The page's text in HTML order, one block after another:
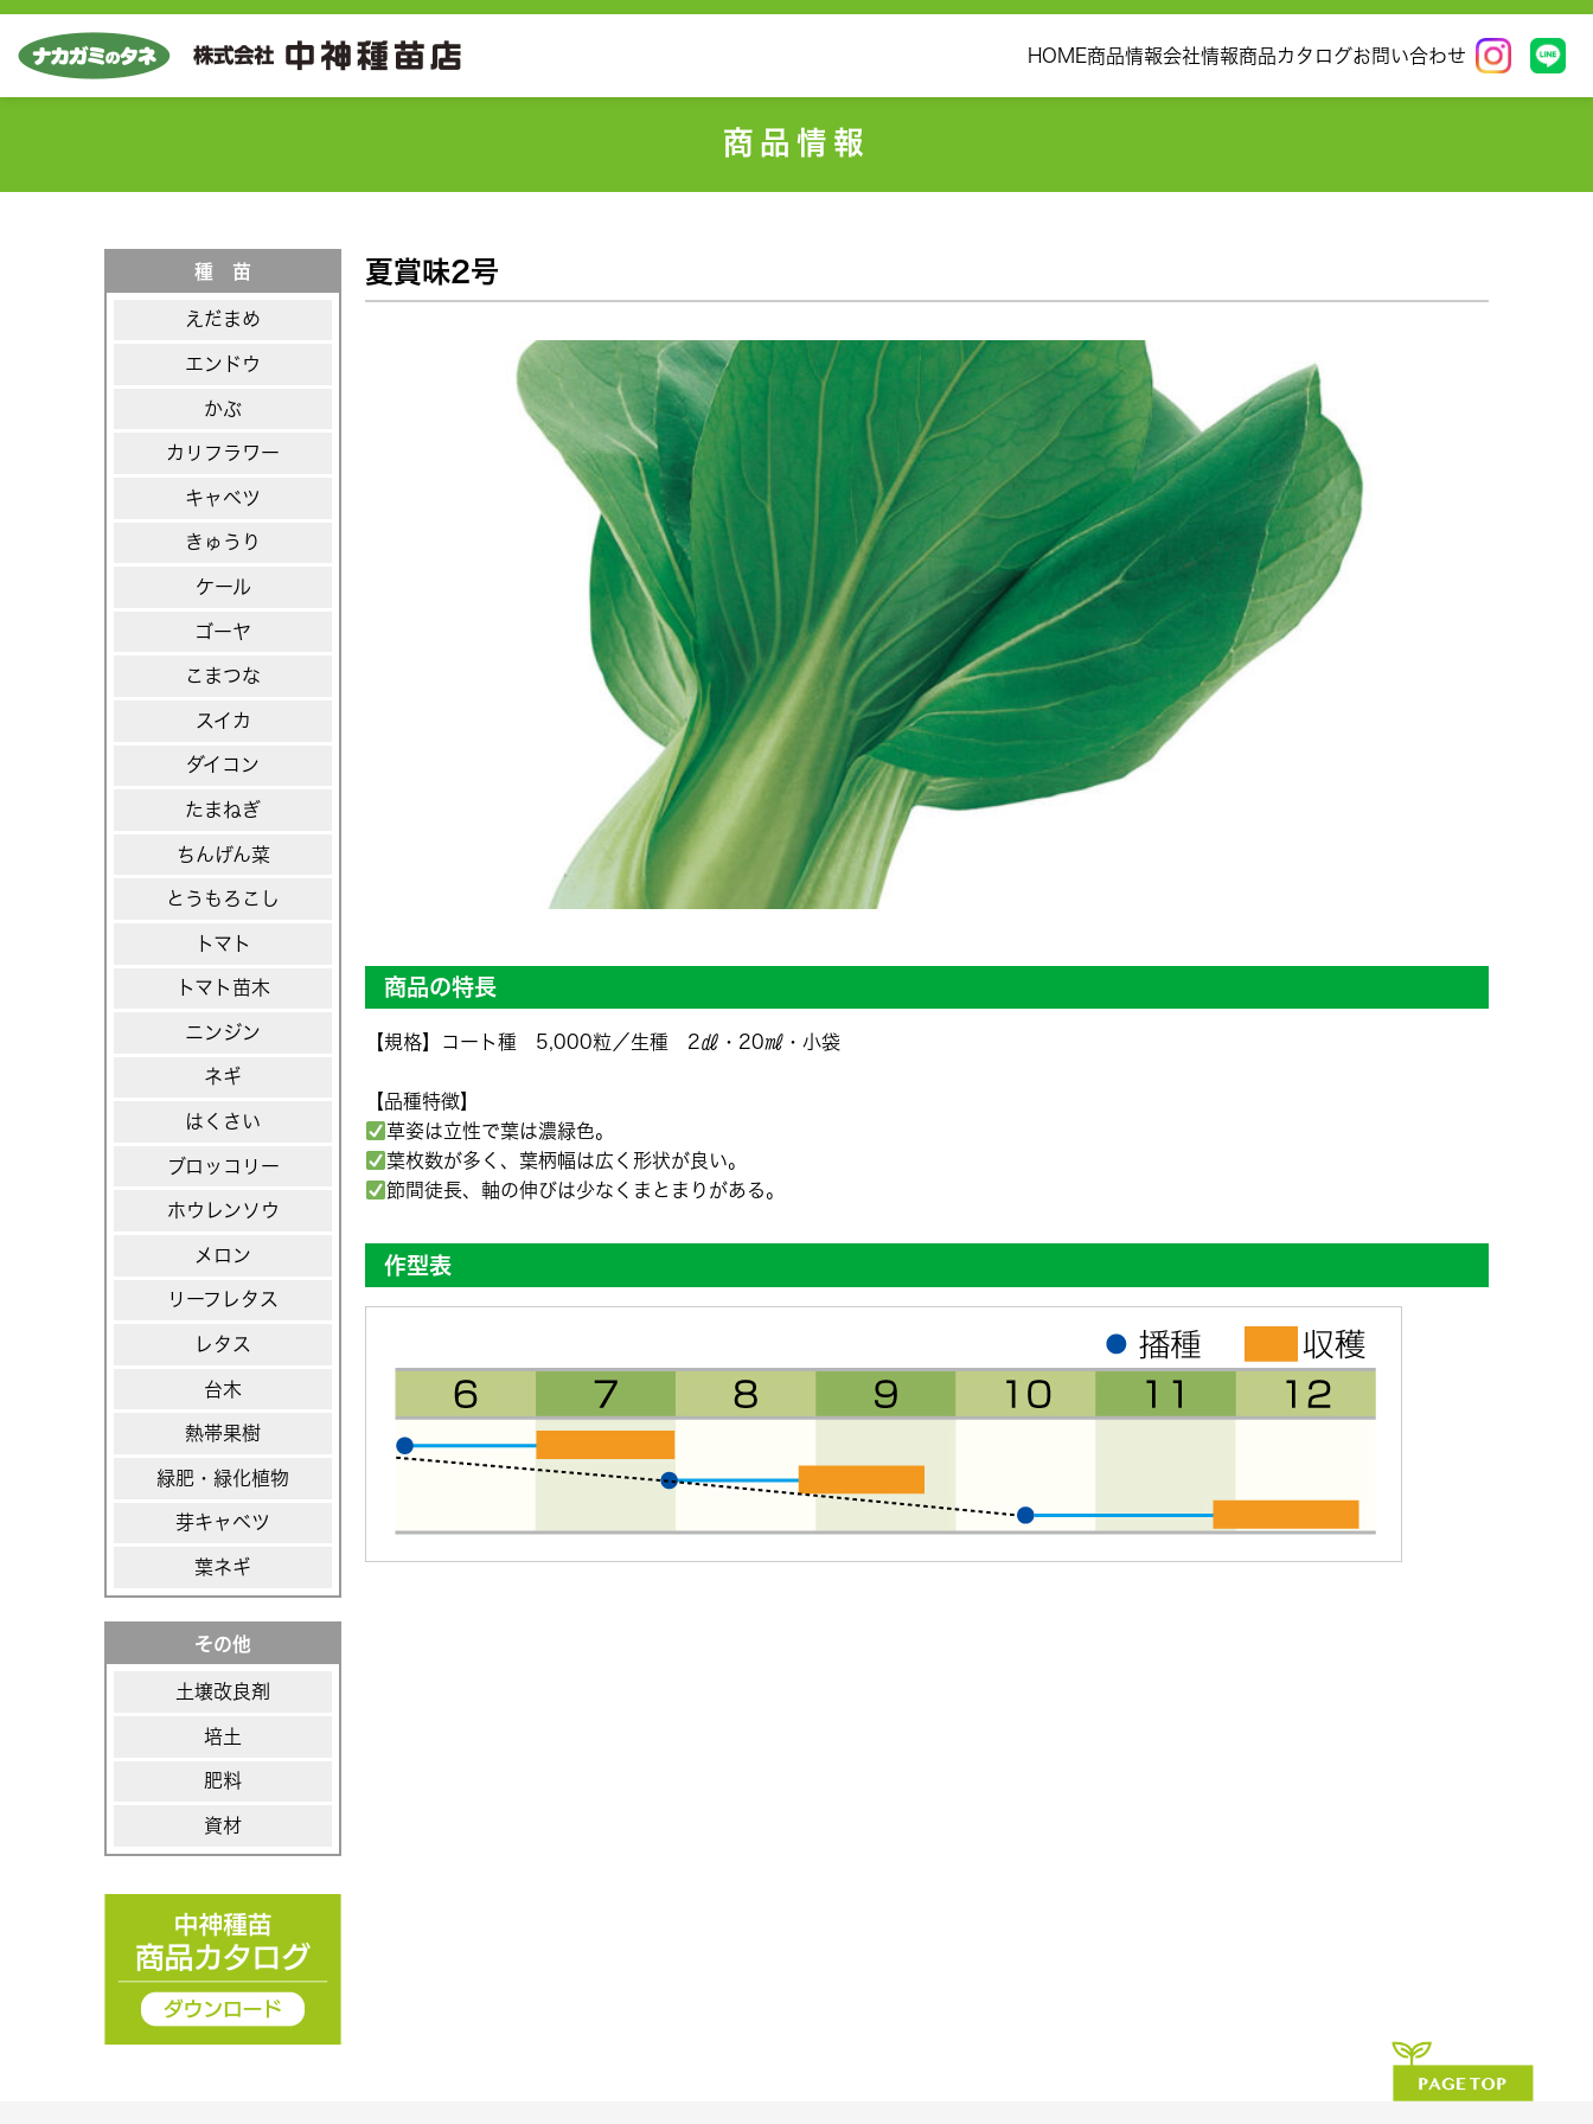
HOME商品情報会社情報商品カタログお問い合わせ
商品情報
種 苗
えだまめ
エンドウ
かぶ
カリフラワー
キャベツ
きゅうり
ケール
ゴーヤ
こまつな
スイカ
ダイコン
たまねぎ
ちんげん菜
とうもろこし
トマト
トマト苗木
ニンジン
ネギ
はくさい
ブロッコリー
ホウレンソウ
メロン
リーフレタス
レタス
台木
熱帯果樹
緑肥・緑化植物
芽キャベツ
葉ネギ
その他
土壌改良剤
培土
肥料
資材
夏賞味2号
商品の特長
【規格】コート種 5,000粒／生種 2㎗・20㎖・小袋
【品種特徴】
草姿は立性で葉は濃緑色。
葉枚数が多く、葉柄幅は広く形状が良い。
節間徒長、軸の伸びは少なくまとまりがある。
作型表